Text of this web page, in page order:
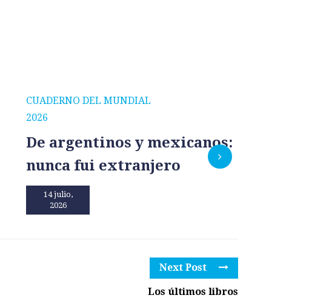
CUADERNO DEL MUNDIAL
2026
De argentinos y mexicanos:
nunca fui extranjero
14 julio,
2026
Next Post
Los últimos libros